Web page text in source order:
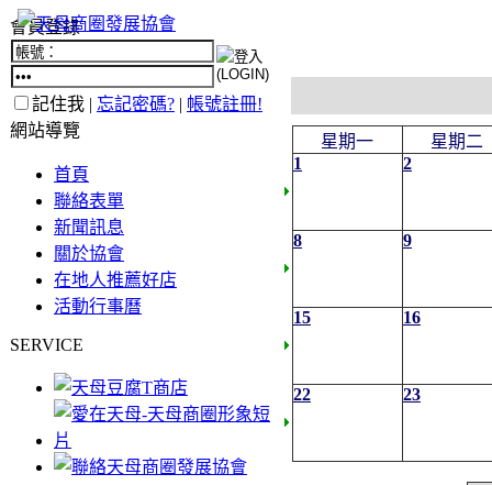
會員登錄
記住我 | 忘記密碼? | 帳號註冊!
網站導覽
首頁
聯絡表單
新聞訊息
關於協會
在地人推薦好店
活動行事曆
SERVICE
星期一
星期二
1
2
8 9
15 16
22 23